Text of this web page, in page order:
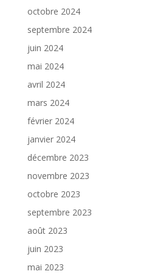
octobre 2024
septembre 2024
juin 2024
mai 2024
avril 2024
mars 2024
février 2024
janvier 2024
décembre 2023
novembre 2023
octobre 2023
septembre 2023
août 2023
juin 2023
mai 2023